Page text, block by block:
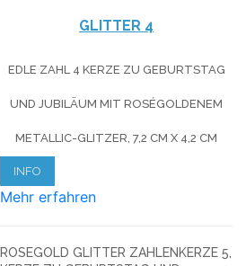
GLITTER 4
EDLE ZAHL 4 KERZE ZU GEBURTSTAG
UND JUBILÄUM MIT ROSÉGOLDENEM
METALLIC-GLITZER, 7,2 CM X 4,2 CM
INFO
Mehr erfahren
ROSEGOLD GLITTER ZAHLENKERZE 5,